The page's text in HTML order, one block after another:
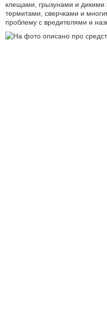
клещами, грызунами и дикими
термитами, сверчками и
проблему с вредителями и